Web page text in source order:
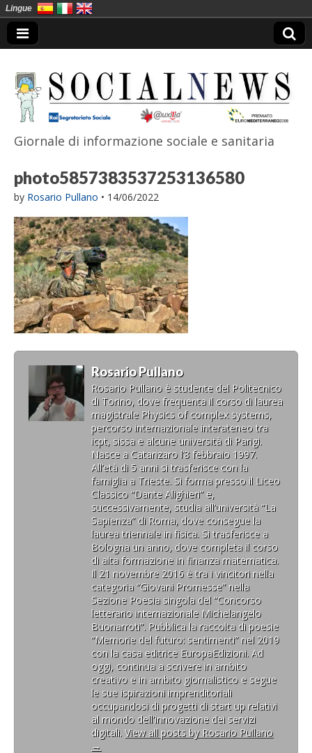
SocialNews
Giornale di informazione sociale e sanitaria
photo5857383537253136580
by Rosario Pullano • 14/06/2022
Rosario Pullano
Rosario Pullano è studente del Politecnico
di Torino, dove frequenta il corso di laurea
magistrale Physics of complex systems,
percorso internazionale interateneo tra
icpt, sissa e alcune università di Parigi.
Nasce a Catanzaro l’8 febbraio 1997.
All’età di 5 anni si trasferisce con la
famiglia a Trieste. Si forma presso il Liceo
Classico “Dante Alighieri” e,
successivamente, studia all’università “La
Sapienza” di Roma, dove consegue la
laurea triennale in fisica. Si trasferisce a
Bologna un anno, dove completa il corso
di alta formazione in finanza matematica.
Il 21 novembre 2016 è tra i vincitori nella
categoria “Giovani Promesse” nella
Sezione Poesia singola del “Concorso
letterario internazionale Michelangelo
Buonarroti”. Pubblica la raccolta di poesie
“Memorie del futuro: sentimenti” nel 2019
con la casa editrice EuropaEdizioni. Ad
oggi, continua a scrivere in ambito
creativo e in ambito giornalistico e segue
le sue ispirazioni imprenditoriali
occupandosi di progetti di start up relativi
al mondo dell'innovazione dei servizi
digitali. View all posts by Rosario Pullano
→
Lingue